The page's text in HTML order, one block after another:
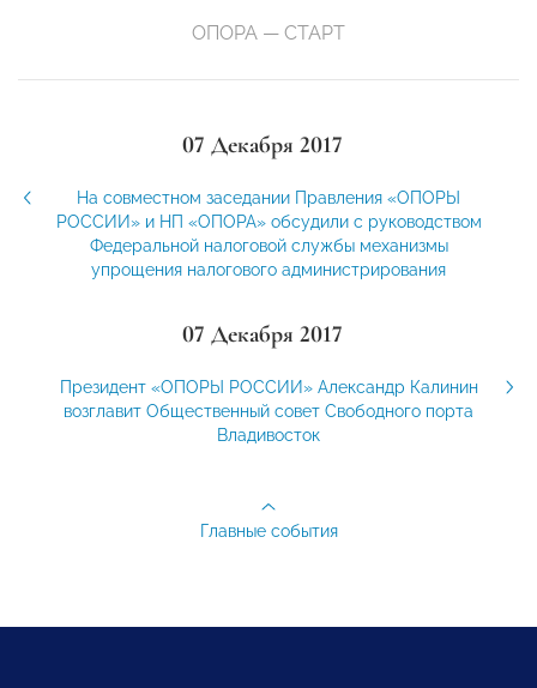
ОПОРА — СТАРТ
07 Декабря 2017
На совместном заседании Правления «ОПОРЫ
РОССИИ» и НП «ОПОРА» обсудили с руководством
Федеральной налоговой службы механизмы
упрощения налогового администрирования
07 Декабря 2017
Президент «ОПОРЫ РОССИИ» Александр Калинин
возглавит Общественный совет Свободного порта
Владивосток
Главные события